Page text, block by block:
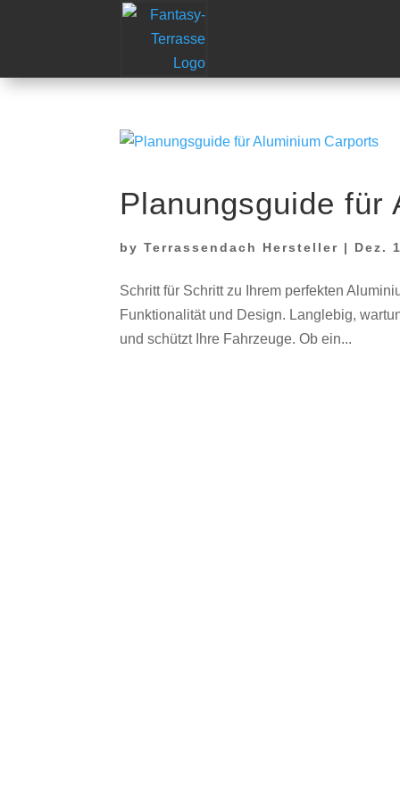
Planungsguide für
byTerrassendach Hersteller | Dez.
Schritt für Schritt zu Ihrem perfekten
Funktionalität und Design. Langlebig,
und schützt Ihre Fahrzeuge. Ob ein...